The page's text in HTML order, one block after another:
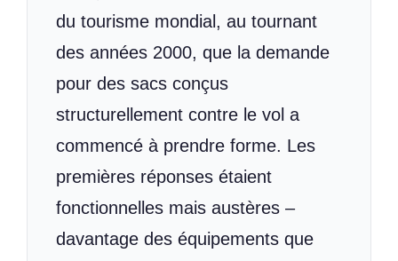
du tourisme mondial, au tournant
des années 2000, que la demande
pour des sacs conçus
structurellement contre le vol a
commencé à prendre forme. Les
premières réponses étaient
fonctionnelles mais austères –
davantage des équipements que